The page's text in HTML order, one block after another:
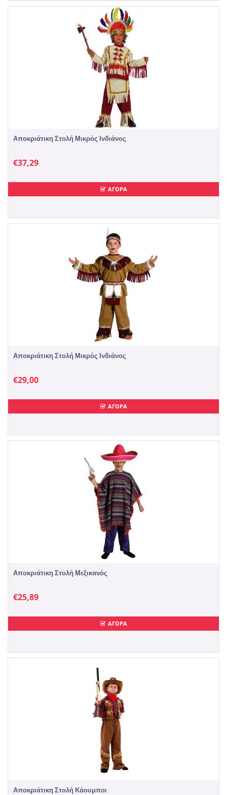
Αποκριάτικη Στολή Μικρός Ινδιάνος
€37,29
ΑΓΟΡΑ
Αποκριάτικη Στολή Μικρός Ινδιάνος
€29,00
ΑΓΟΡΑ
Αποκριάτικη Στολή Μεξικανός
€25,89
ΑΓΟΡΑ
Αποκριάτικη Στολή Κάουμποι